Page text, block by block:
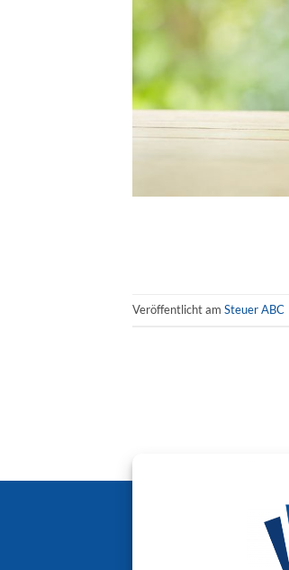
Veröffentlicht am Steuer ABC